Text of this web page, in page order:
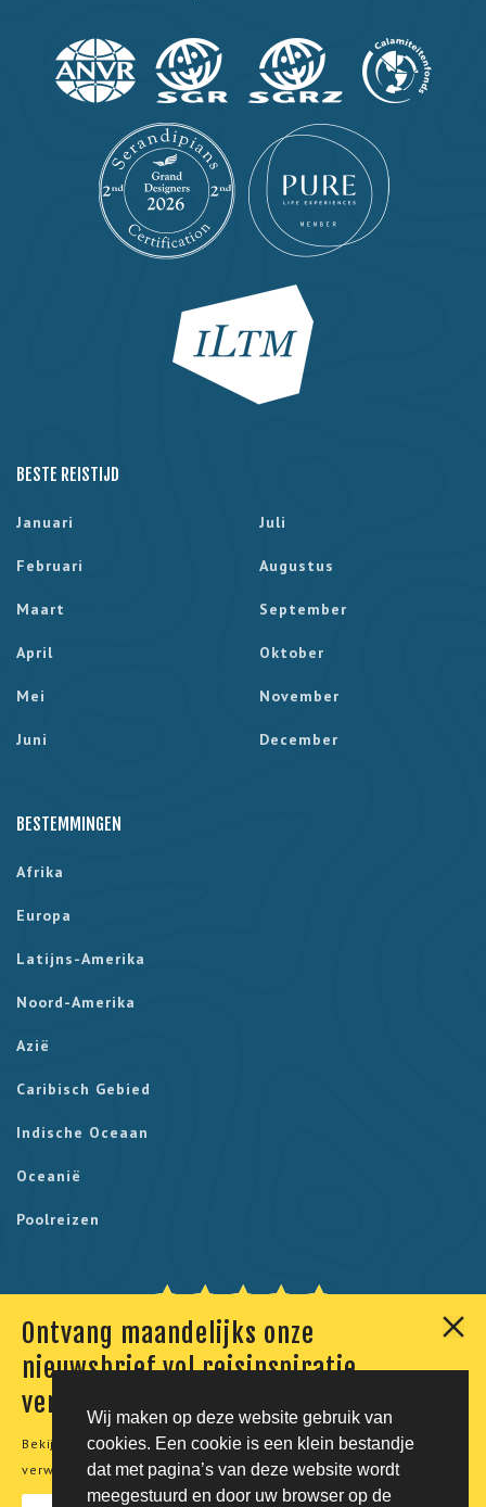
Wij maken op deze website gebruik van
cookies. Een cookie is een klein bestandje
dat met pagina’s van deze website wordt
meegestuurd en door uw browser op de
Ontvang maandelijks onze
nieuwsbrief vol reisinspiratie,
verhalen en aanbiedingen
Bekijk onzeprivacyverklaringvoor meer informatie over de
verwerking van uw persoonsgegevens.
BESTE REISTIJD
Januari
Februari
Maart
April
Mei
Juni
Juli
Augustus
September
Oktober
November
December
BESTEMMINGEN
Afrika
Europa
Latijns-Amerika
Noord-Amerika
Azië
Caribisch Gebied
Indische Oceaan
Oceanië
Poolreizen
Onze klanten geven ons een 9,7. Berekend uit 230
© Tico Reizen 2026 - Privé-reizen op maat